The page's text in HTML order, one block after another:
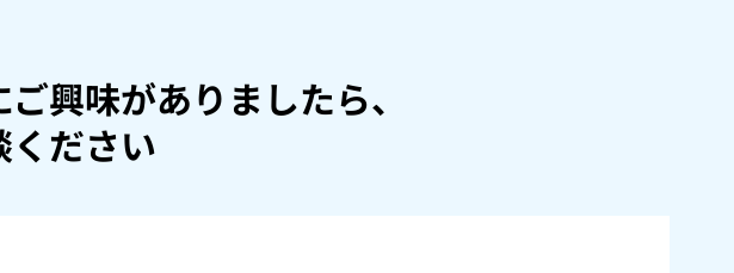
興味がありましたら、
ください